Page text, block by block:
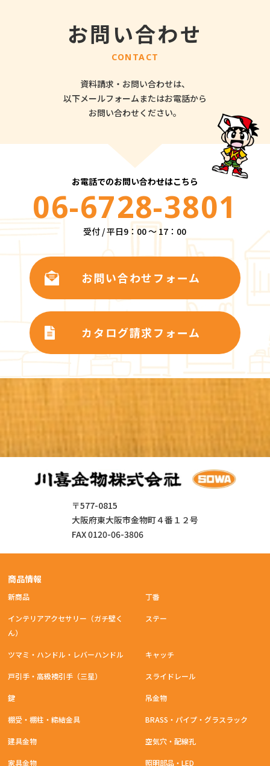
お問い合わせ
CONTACT
資料請求・お問い合わせは、
以下メールフォームまたはお電話から
お問い合わせください。
お電話でのお問い合わせはこちら
06-6728-3801
受付 / 平日9：00 ～ 17：00
お問い合わせフォーム
カタログ請求フォーム
〒577-0815
大阪府東大阪市金物町４番１２号
FAX 0120-06-3806
商品情報
新商品
インテリアアクセサリー（ガチ壁く
ん）
ツマミ・ハンドル・レバーハンドル
戸引手・高級襖引手（三星）
鍵
丁番
ステー
キャッチ
スライドレール
吊金物
棚受・棚柱・締結金具
建具金物
家具金物
BRASS・パイプ・グラスラック
空気穴・配線孔
照明部品・LED